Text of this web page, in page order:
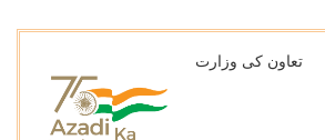
تعاون کی وزارت